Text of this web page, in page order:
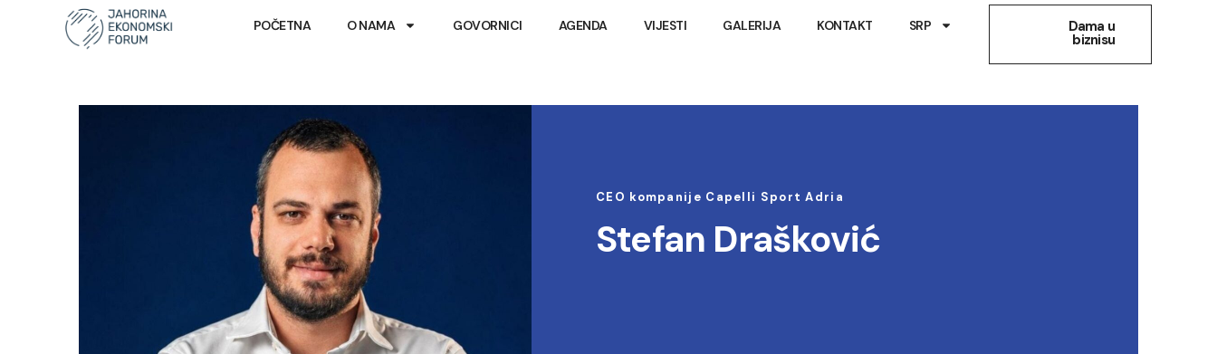
POČETNA O NAMA GOVORNICI AGENDA VIJESTI GALERIJA KONTAKT SRP Dama u
biznisu
CEO kompanije Capelli Sport Adria
Stefan Drašković